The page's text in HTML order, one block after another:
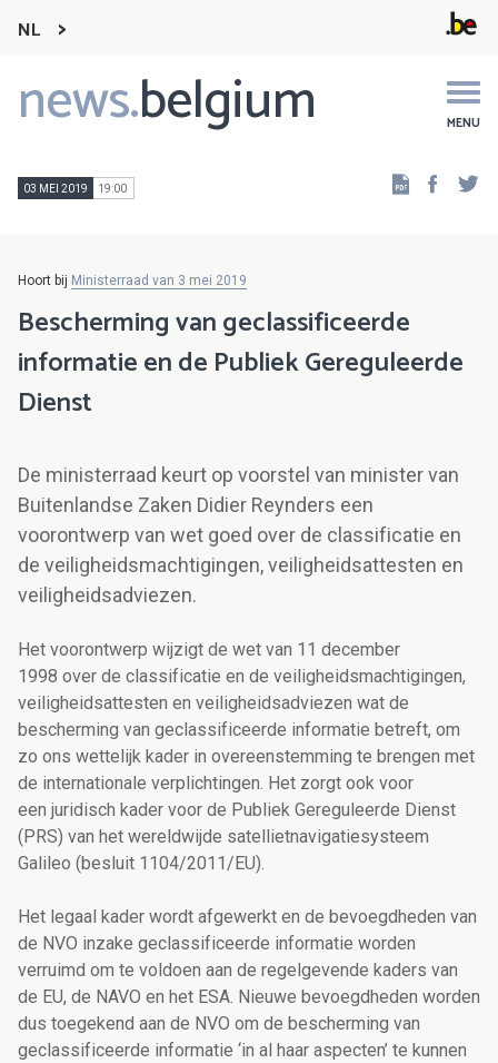
NL
news.belgium MENU
Main
navigation
03 MEI 2019 19:00
Hoort bij Ministerraad van 3 mei 2019
Bescherming van geclassificeerde
informatie en de Publiek Gereguleerde
Dienst
De ministerraad keurt op voorstel van minister van
Buitenlandse Zaken Didier Reynders een
voorontwerp van wet goed over de classificatie en
de veiligheidsmachtigingen, veiligheidsattesten en
veiligheidsadviezen.
Het voorontwerp wijzigt de wet van 11 december
1998 over de classificatie en de veiligheidsmachtigingen,
veiligheidsattesten en veiligheidsadviezen wat de
bescherming van geclassificeerde informatie betreft, om
zo ons wettelijk kader in overeenstemming te brengen met
de internationale verplichtingen. Het zorgt ook voor
een juridisch kader voor de Publiek Gereguleerde Dienst
(PRS) van het wereldwijde satellietnavigatiesysteem
Galileo (besluit 1104/2011/EU).
Het legaal kader wordt afgewerkt en de bevoegdheden van
de NVO inzake geclassificeerde informatie worden
verruimd om te voldoen aan de regelgevende kaders van
de EU, de NAVO en het ESA. Nieuwe bevoegdheden worden
dus toegekend aan de NVO om de bescherming van
geclassificeerde informatie ‘in al haar aspecten’ te kunnen